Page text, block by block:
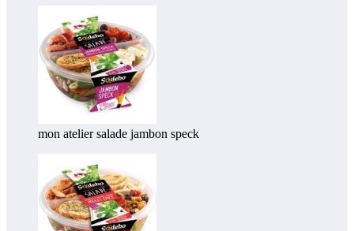
mon atelier salade jambon speck